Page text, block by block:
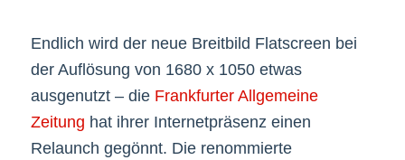
Endlich wird der neue Breitbild Flatscreen bei
der Auflösung von 1680 x 1050 etwas
ausgenutzt – die Frankfurter Allgemeine
Zeitung hat ihrer Internetpräsenz einen
Relaunch gegönnt. Die renommierte